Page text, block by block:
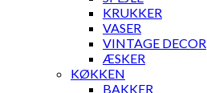
KRUKKER
VASER
VINTAGE DECOR
ÆSKER
KØKKEN
BAKKER